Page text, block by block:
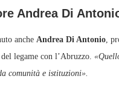
Andrea Di
anche Andrea Di Antonio ,
legame con l’Abruzzo.
comunità e istituzioni».